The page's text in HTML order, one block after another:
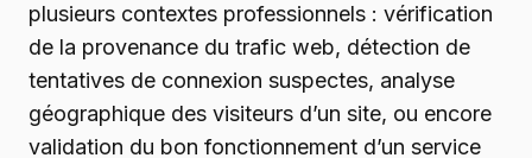
plusieurs contextes professionnels : vérification
de la provenance du trafic web, détection de
tentatives de connexion suspectes, analyse
géographique des visiteurs d’un site, ou encore
validation du bon fonctionnement d’un service